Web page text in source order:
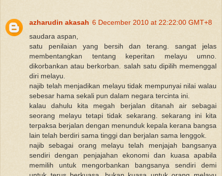
azharudin akasah 6 December 2010 at 22:22:00 GMT+8
saudara aspan,
satu penilaian yang bersih dan terang. sangat jelas
membentangkan tentang keperitan melayu umno.
dikorbankan atau berkorban. salah satu dipilih memenggal
diri melayu.
najib telah menjadikan melayu tidak mempunyai nilai walau
sebesar hama sekali pun dalam negara tercinta ini.
kalau dahulu kita megah berjalan ditanah air sebagai
seorang melayu tetapi tidak sekarang. sekarang ini kita
terpaksa berjalan dengan menunduk kepala kerana bangsa
lain telah berdiri sama tinggi dan berjalan sama lenggok.
najib sebagai orang melayu telah menjajah bangsanya
sendiri dengan penjajahan ekonomi dan kuasa apabila
memilih untuk mengorbankan bangsanya sendiri demi